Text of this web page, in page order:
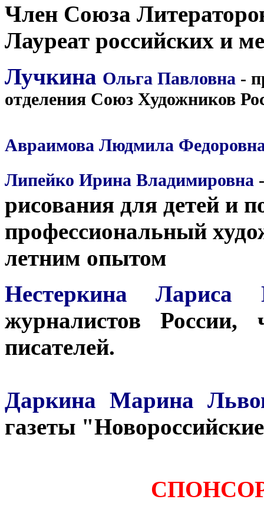
Член Союза
Лауреат российских и
Лучкина Ольга Павловна -
отделения Союз Художников
Авраимова Людмила
Липейко Ирина Владимировна
рисования для детей и
профессиональный
летним опытом
Нестеркина
журналистов
писателей.
Даркина Марина
газеты